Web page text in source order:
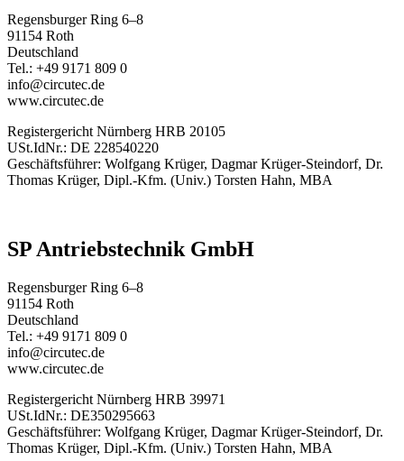
Regensburger Ring 6–8
91154 Roth
Deutschland
Tel.: +49 9171 809 0
info@circutec.de
www.circutec.de
Registergericht Nürnberg HRB 20105
USt.IdNr.: DE 228540220
Geschäftsführer: Wolfgang Krüger, Dagmar Krüger-Steindorf, Dr.
Thomas Krüger, Dipl.-Kfm. (Univ.) Torsten Hahn, MBA
SP Antriebstechnik GmbH
Regensburger Ring 6–8
91154 Roth
Deutschland
Tel.: +49 9171 809 0
info@circutec.de
www.circutec.de
Registergericht Nürnberg HRB 39971
USt.IdNr.: DE350295663
Geschäftsführer: Wolfgang Krüger, Dagmar Krüger-Steindorf, Dr.
Thomas Krüger, Dipl.-Kfm. (Univ.) Torsten Hahn, MBA